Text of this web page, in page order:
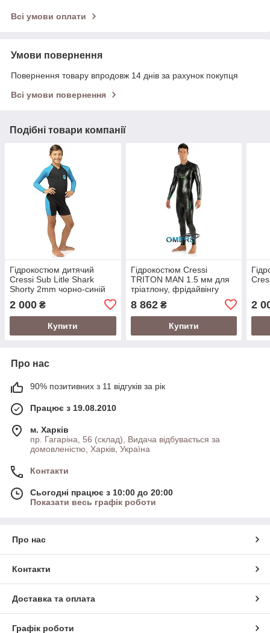
Всі умови оплати
Умови повернення
Повернення товару впродовж 14 днів за рахунок покупця
Всі умови повернення
Подібні товари компанії
Гідрокостюм дитячий
Cressi Sub Litle Shark
Shorty 2mm чорно-синій
2 000 ₴
Купити
Гідрокостюм Cressi
TRITON MAN 1.5 мм для
тріатлону, фрідайвінгу
8 862₴
Купити
2
Про нас
90% позитивних з 11 відгуків за рік
Працює з 19.08.2010
м. Харків
пр. Гагаріна, 56 (склад), Видача відбувається за
домовленістю, Харків, Україна
Контакти
Сьогодні працює з 10:00 до 20:00
Показати весь графік роботи
Про нас
Контакти
Доставка та оплата
Графік роботи